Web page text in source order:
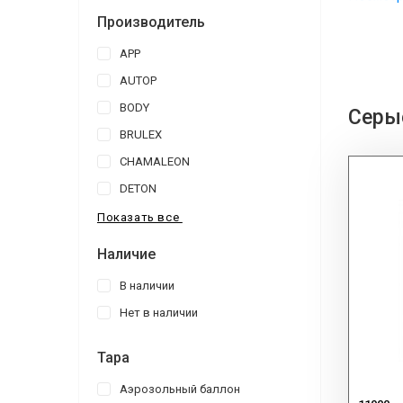
Производитель
APP
AUTOP
BODY
BRULEX
CHAMALEON
DETON
Показать все
Наличие
В наличии
Нет в наличии
Тара
Аэрозольный баллон
Для